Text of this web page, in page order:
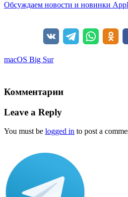
Обсуждаем новости и новинки
macOS Big Sur
Комментарии
Leave a Reply
You must be logged in to post a